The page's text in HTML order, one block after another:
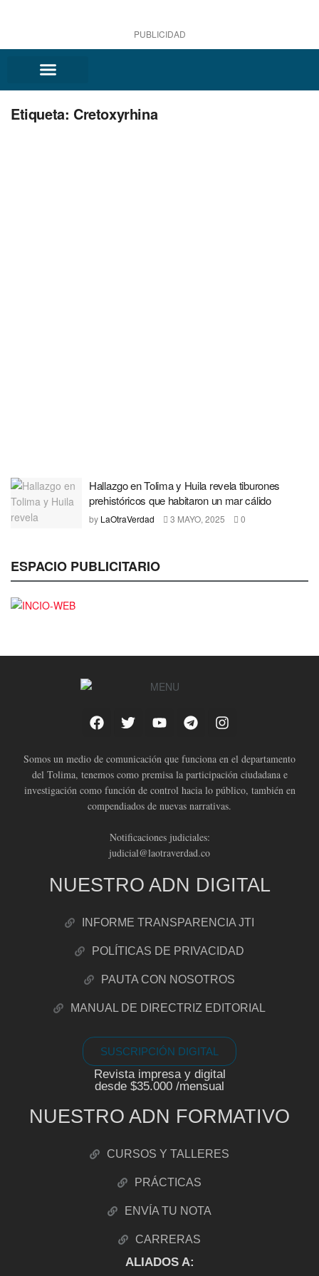
PUBLICIDAD
Etiqueta: Cretoxyrhina
Hallazgo en Tolima y Huila revela tiburones
prehistóricos que habitaron un mar cálido
by LaOtraVerdad 3 MAYO, 2025 0
ESPACIO PUBLICITARIO
Somos un medio de comunicación que funciona en el departamento
del Tolima, tenemos como premisa la participación ciudadana e
investigación como función de control hacia lo público, también en
compendiados de nuevas narrativas.
Notificaciones judiciales:
judicial@laotraverdad.co
NUESTRO ADN DIGITAL
INFORME TRANSPARENCIA JTI
POLÍTICAS DE PRIVACIDAD
PAUTA CON NOSOTROS
MANUAL DE DIRECTRIZ EDITORIAL
SUSCRIPCIÓN DIGITAL
Revista impresa y digital
desde $35.000 /mensual
NUESTRO ADN FORMATIVO
CURSOS Y TALLERES
PRÁCTICAS
ENVÍA TU NOTA
CARRERAS
ALIADOS A: